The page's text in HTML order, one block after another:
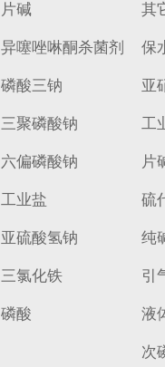
片碱
异噻唑啉酮杀菌剂
磷酸三钠
三聚磷酸钠
六偏磷酸钠
工业盐
亚硫酸氢钠
三氯化铁
磷酸
其
保
亚
工
片
硫
纯
引
液
次